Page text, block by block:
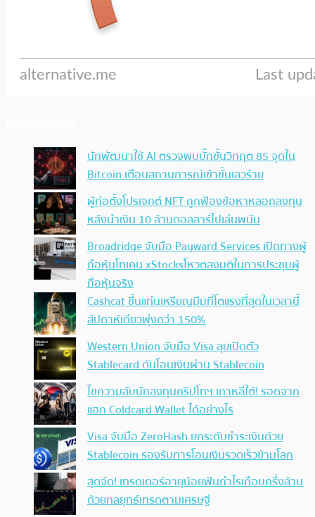
นักพัฒนาใช้ AI ตรวจพบบั๊กขั้นวิกฤต 85 จุดใน
Bitcoin เตือนสถานการณ์เข้าขั้นเลวร้าย
ผู้ก่อตั้งโปรเจกต์ NFT ถูกฟ้องข้อหาหลอกลงทุน
หลังนำเงิน 10 ล้านดอลลาร์ไปเล่นพนัน
Broadridge จับมือ Payward Services เปิดทางผู้
ถือหุ้นโทเคน xStocksโหวตลงมติในการประชุมผู้
ถือหุ้นจริง
Cashcat ขึ้นแท่นเหรียญมีมที่โตแรงที่สุดในเวลานี้
สัปดาห์เดียวพุ่งกว่า 150%
Western Union จับมือ Visa ลุยเปิดตัว
Stablecard ดันโอนเงินผ่าน Stablecoin
ไขความลับนักลงทุนคริปโทฯ เกาหลีใต้! รอดจาก
แฮก Coldcard Wallet ได้อย่างไร
Visa จับมือ ZeroHash ยกระดับชำระเงินด้วย
Stablecoin รองรับการโอนเงินรวดเร็วข้ามโลก
สุดจัด! เทรดเดอร์อายุน้อยฟันกำไรเกือบครึ่งล้าน
ด้วยกลยุทธ์เทรดตามเศรษฐี